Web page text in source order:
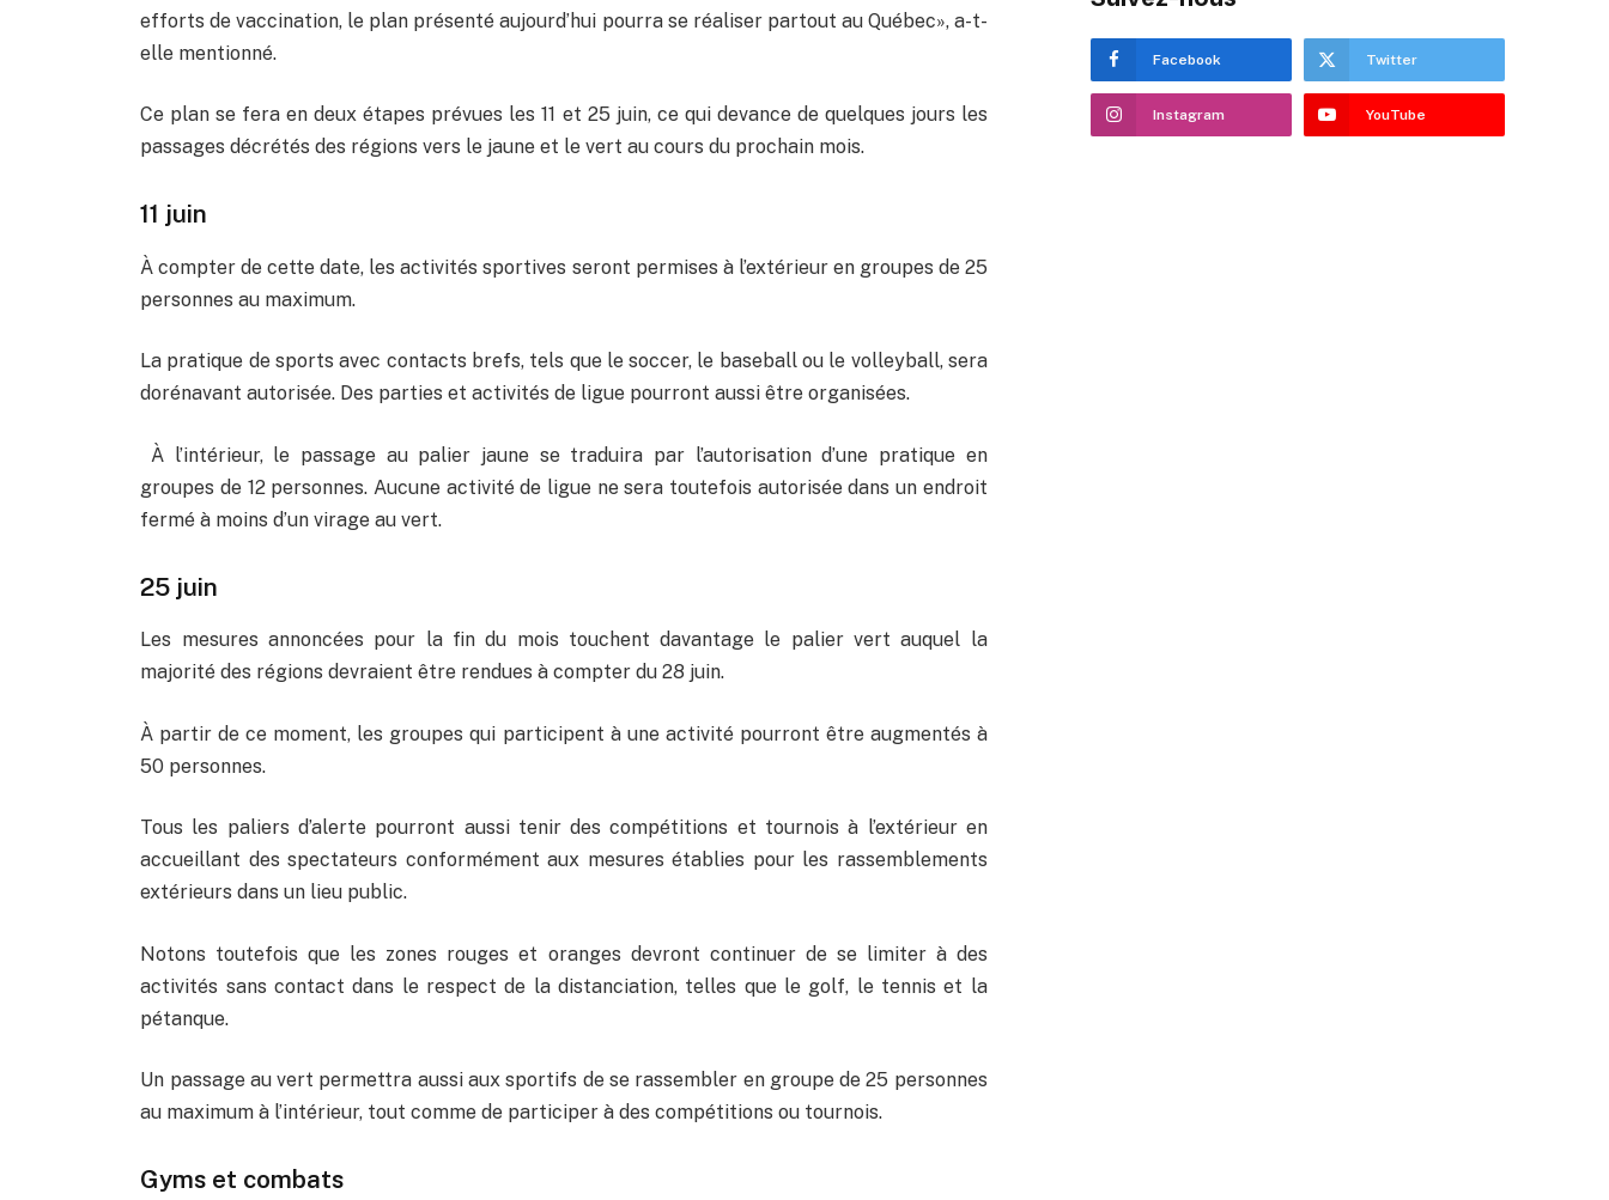
efforts de vaccination, le plan présenté aujourd’hui pourra se réaliser partout au Québec», a-t-
elle mentionné.
Ce plan se fera en deux étapes prévues les 11 et 25 juin, ce qui devance de quelques jours les
passages décrétés des régions vers le jaune et le vert au cours du prochain mois.
11 juin
À compter de cette date, les activités sportives seront permises à l’extérieur en groupes de 25
personnes au maximum.
La pratique de sports avec contacts brefs, tels que le soccer, le baseball ou le volleyball, sera
dorénavant autorisée. Des parties et activités de ligue pourront aussi être organisées.
À l’intérieur, le passage au palier jaune se traduira par l’autorisation d’une pratique en
groupes de 12 personnes. Aucune activité de ligue ne sera toutefois autorisée dans un endroit
fermé à moins d’un virage au vert.
25 juin
Les mesures annoncées pour la fin du mois touchent davantage le palier vert auquel la
majorité des régions devraient être rendues à compter du 28 juin.
À partir de ce moment, les groupes qui participent à une activité pourront être augmentés à
50 personnes.
Tous les paliers d’alerte pourront aussi tenir des compétitions et tournois à l’extérieur en
accueillant des spectateurs conformément aux mesures établies pour les rassemblements
extérieurs dans un lieu public.
Notons toutefois que les zones rouges et oranges devront continuer de se limiter à des
activités sans contact dans le respect de la distanciation, telles que le golf, le tennis et la
pétanque.
Un passage au vert permettra aussi aux sportifs de se rassembler en groupe de 25 personnes
au maximum à l’intérieur, tout comme de participer à des compétitions ou tournois.
Gyms et combats
Facebook Twitter
Instagram YouTube